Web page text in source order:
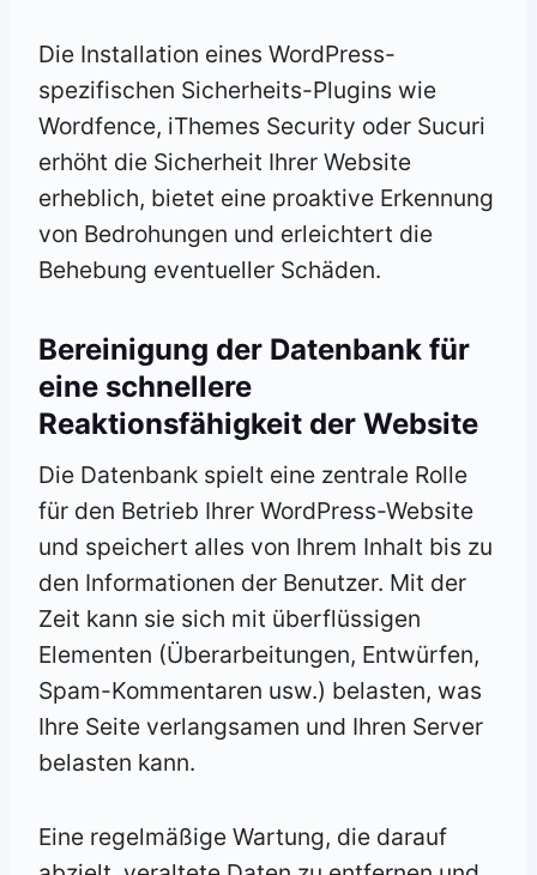
Die Installation eines WordPress-
spezifischen Sicherheits-Plugins wie
Wordfence, iThemes Security oder Sucuri
erhöht die Sicherheit Ihrer Website
erheblich, bietet eine proaktive Erkennung
von Bedrohungen und erleichtert die
Behebung eventueller Schäden.
Bereinigung der Datenbank für
eine schnellere
Reaktionsfähigkeit der Website
Die Datenbank spielt eine zentrale Rolle
für den Betrieb Ihrer WordPress-Website
und speichert alles von Ihrem Inhalt bis zu
den Informationen der Benutzer. Mit der
Zeit kann sie sich mit überflüssigen
Elementen (Überarbeitungen, Entwürfen,
Spam-Kommentaren usw.) belasten, was
Ihre Seite verlangsamen und Ihren Server
belasten kann.
Eine regelmäßige Wartung, die darauf